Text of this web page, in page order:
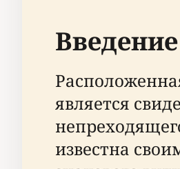
Введение
является
известна